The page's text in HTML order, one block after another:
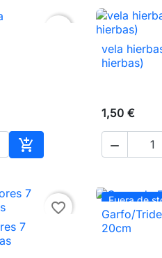

Añadir al carrito

vela
hierbas)
1,50 €

favorite_border
7
Fuera de

Garfo/
20cm